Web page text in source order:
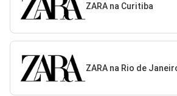
ZARA na Curitiba
ZARA na Rio de